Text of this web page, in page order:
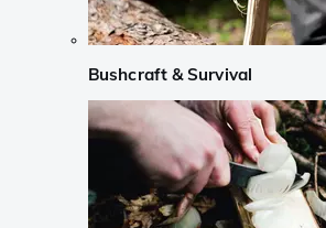
Bushcraft & Survival